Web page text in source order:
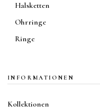
Halsketten
Ohrringe
Ringe
INFORMATIONEN
Kollektionen